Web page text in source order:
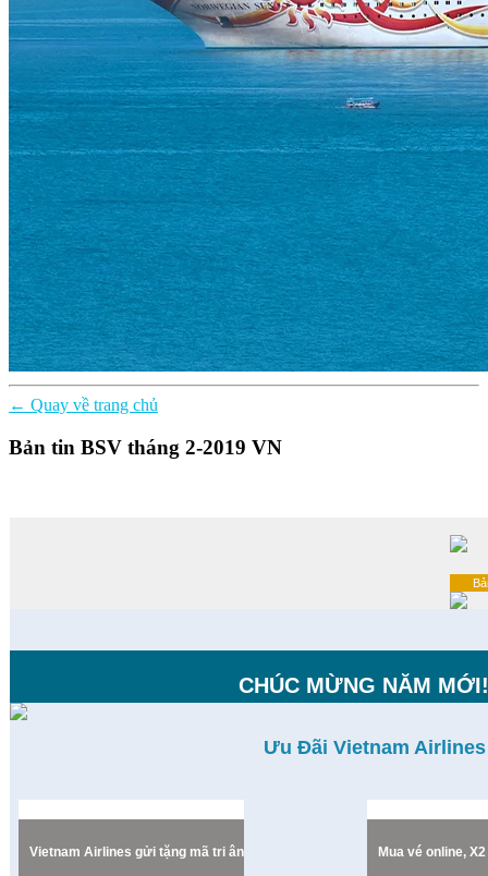
← Quay về trang chủ
Bản tin BSV tháng 2-2019 VN
CHÚC MỪNG NĂM MỚI!
Ưu Đãi Vietnam Airlines
Vietnam Airlines gửi tặng mã tri ân Mua vé online,